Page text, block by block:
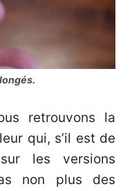
retrouvons la
qui, s’il est de
les versions
non plus des